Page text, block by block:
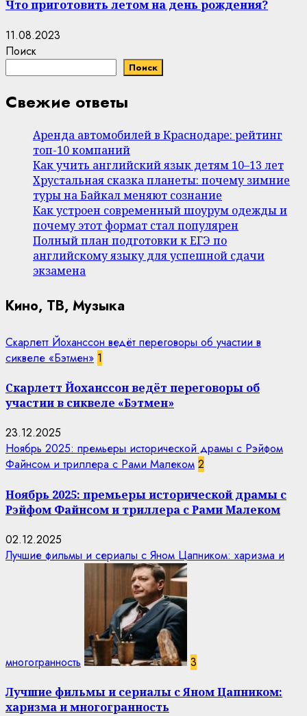
Что приготовить летом на день рождения?
11.08.2023
Поиск
Поиск
Свежие ответы
Аренда автомобилей в Краснодаре: рейтинг
топ-10 компаний
Как учить английский язык детям 10–13 лет
Хрустальная сказка планеты: почему зимние
туры на Байкал меняют сознание
Как устроен современный шоурум одежды и
почему этот формат стал популярен
Полный план подготовки к ЕГЭ по
английскому языку для успешной сдачи
экзамена
Кино, ТВ, Музыка
Скарлетт Йоханссон ведёт переговоры об участии в
сиквеле «Бэтмен» 1
Скарлетт Йоханссон ведёт переговоры об
участии в сиквеле «Бэтмен»
23.12.2025
Ноябрь 2025: премьеры исторической драмы с Рэйфом
Файнсом и триллера с Рами Малеком 2
Ноябрь 2025: премьеры исторической драмы с
Рэйфом Файнсом и триллера с Рами Малеком
02.12.2025
Лучшие фильмы и сериалы с Яном Цапником: харизма и
многогранность 3
Лучшие фильмы и сериалы с Яном Цапником:
харизма и многогранность